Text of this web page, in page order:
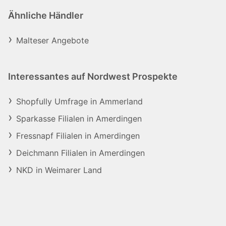
Ähnliche Händler
Malteser Angebote
Interessantes auf Nordwest Prospekte
Shopfully Umfrage in Ammerland
Sparkasse Filialen in Amerdingen
Fressnapf Filialen in Amerdingen
Deichmann Filialen in Amerdingen
NKD in Weimarer Land